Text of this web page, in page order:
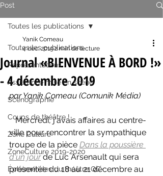
Post
Toutes les publications
Représentations
Assistance mise en scène
Scénographie
Coups de théâtre !
Zone Culture
ZoneCulture 2019-2020
Éphémérides du théâtre QC
Toutes les publications
Journal «BIENVENUE À BORD !»
- 4 décembre 2019
Yanik Comeau
4 déc. 20192 min de lecture
par Yanik Comeau (Comunik Média)
   Mercredi, j'avais affaires au centre-
ville pour rencontrer la sympathique
troupe de la pièce Dans la poussière
d'un jour de Luc Arsenault qui sera
présentée du 18 au 21 décembre au